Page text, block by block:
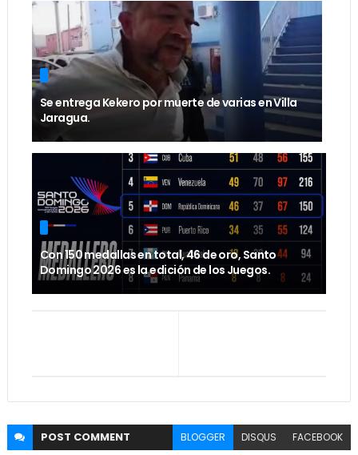
Se entrega Kekero por muerte de varias en Villa
Jaragua.
Con 150 medallas en total, 46 de oro, Santo
Domingo 2026 es la edición de los Juegos.
POST COMMENT BLOGGER DISQUS FACEBOOK